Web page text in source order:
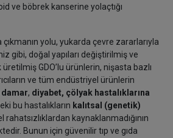
ve böbrek kanserine yolaçtığı
yolu, yukarda çevre zararlarıyla
gibi, doğal yapıları değiştirilmiş ve
GDO’lu ürünlerin, nişasta bazlı
ve tüm endüstriyel ürünlerin
damar, diyabet, çölyak hastalıklarına
bu hastalıkların kalıtsal (genetik)
rahatsızlıklardan kaynaklanmadığının
Bunun için güvenilir tıp ve gıda